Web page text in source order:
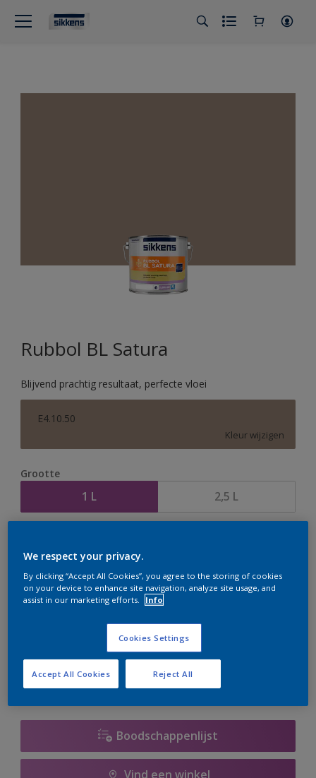
Rubbol BL Satura
Blijvend prachtig resultaat, perfecte vloei
E4.10.50
Kleur wijzigen
Grootte
1 L 2,5 L
er hard aan om de voorraad aan te vullen.
Boodschappenlijst
Vind een winkel
We respect your privacy.
By clicking “Accept All Cookies”, you agree to the storing of cookies
on your device to enhance site navigation, analyze site usage, and
assist in our marketing efforts.
Info
Cookies Settings
Reject All
Accept All Cookies